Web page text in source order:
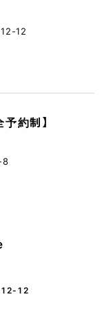
12
約制】
8
12-12